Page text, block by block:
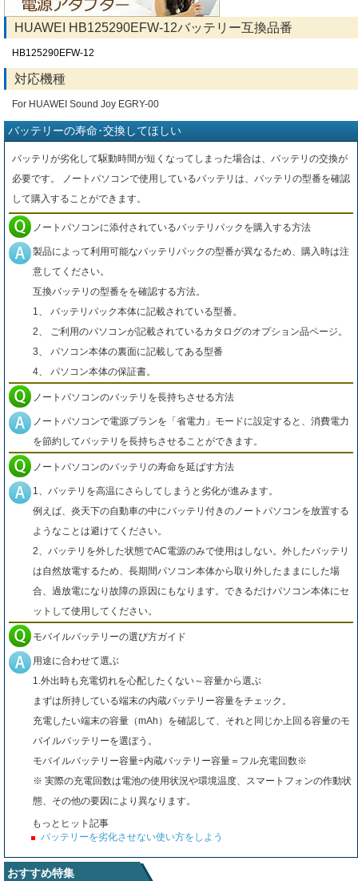
HUAWEI HB125290EFW-12バッテリー互換品番
HB125290EFW-12
対応機種
For HUAWEI Sound Joy EGRY-00
バッテリーの寿命･交換してほしい
バッテリが劣化して駆動時間が短くなってしまった場合は、バッテリの交換が
必要です。 ノートパソコンで使用しているバッテリは、バッテリの型番を確認
して購入することができます。
ノートパソコンに添付されているバッテリパックを購入する方法
製品によって利用可能なバッテリパックの型番が異なるため、購入時は注
意してください。
互換バッテリの型番をを確認する方法。
1、 バッテリパック本体に記載されている型番。
2、 ご利用のパソコンが記載されているカタログのオプション品ページ。
3、 パソコン本体の裏面に記載してある型番
4、 パソコン本体の保証書。
ノートパソコンのバッテリを長持ちさせる方法
ノートパソコンで電源プランを「省電力」モードに設定すると、消費電力
を節約してバッテリを長持ちさせることができます。
ノートパソコンのバッテリの寿命を延ばす方法
1、バッテリを高温にさらしてしまうと劣化が進みます。
例えば、炎天下の自動車の中にバッテリ付きのノートパソコンを放置する
ようなことは避けてください。
2、バッテリを外した状態でAC電源のみで使用はしない。外したバッテリ
は自然放電するため、長期間パソコン本体から取り外したままにした場
合、過放電になり故障の原因にもなります。できるだけパソコン本体にセ
ットして使用してください。
モバイルバッテリーの選び方ガイド
用途に合わせて選ぶ
1.外出時も充電切れを心配したくない～容量から選ぶ
まずは所持している端末の内蔵バッテリー容量をチェック。
充電したい端末の容量（mAh）を確認して、それと同じか上回る容量のモ
バイルバッテリーを選ぼう。
モバイルバッテリー容量÷内蔵バッテリー容量＝フル充電回数※
※ 実際の充電回数は電池の使用状況や環境温度、スマートフォンの作動状
態、その他の要因により異なります。
もっとヒット記事
バッテリーを劣化させない使い方をしよう
おすすめ特集